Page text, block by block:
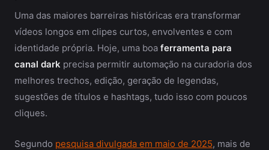
Uma das maiores barreiras históricas era transformar
vídeos longos em clipes curtos, envolventes e com
identidade própria. Hoje, uma boa ferramenta para
canal dark precisa permitir automação na curadoria dos
melhores trechos, edição, geração de legendas,
sugestões de títulos e hashtags, tudo isso com poucos
cliques.
Segundo pesquisa divulgada em maio de 2025, mais de